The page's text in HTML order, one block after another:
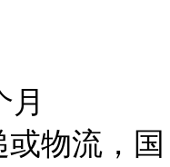
月
或物流，国